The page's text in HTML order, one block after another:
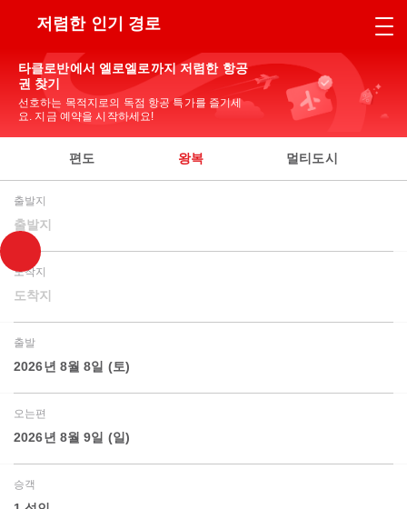
저렴한 인기 경로
타클로반에서 엘로엘로까지 저렴한 항공
권 찾기
선호하는 목적지로의 독점 항공 특가를 즐기세
요. 지금 예약을 시작하세요!
편도 왕복 멀티도시
출발지
출발지
도착지
도착지
출발
2026년 8월 8일 (토)
오는편
2026년 8월 9일 (일)
승객